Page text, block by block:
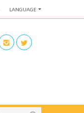
LANGUAGE